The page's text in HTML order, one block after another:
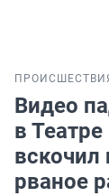
Видео
в
вскочил
рваное